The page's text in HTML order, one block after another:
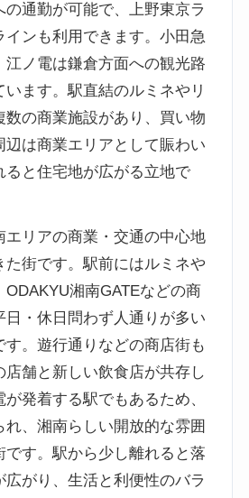
通勤が可能で、上野東京ラ
インも利用できます。小田急
江ノ電は鎌倉方面への観光路
ます。駅直結のルミネやリ
数の商業施設があり、買い物
辺は商業エリアとして賑わい
ると住宅地が広がる立地で
エリアの商業・交通の中心地
た街です。駅前にはルミネや
湘南GATEなどの商
日・休日問わず人通りが多い
す。遊行通りなどの商店街も
店舗と新しい飲食店が共存し
発着する駅でもあるため、
、湘南らしい開放的な雰囲
です。駅から少し離れると落
広がり、生活と利便性のバラ